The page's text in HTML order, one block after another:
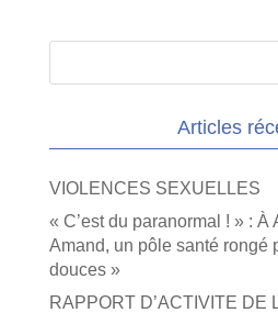
Articles
VIOLENCES SEXUELLES
« C’est du paranormal ! » : À
Amand, un pôle santé rongé
douces »
RAPPORT D’ACTIVITE DE